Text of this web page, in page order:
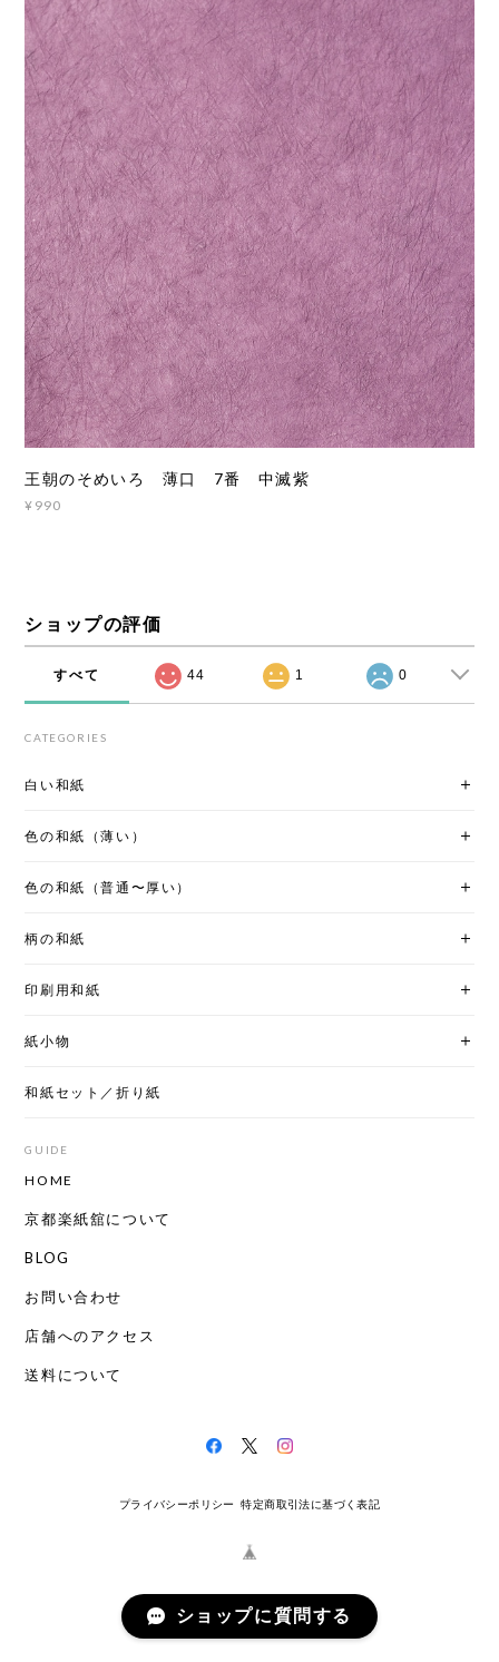
王朝のそめいろ 薄口 7番 中滅紫
¥990
ショップの評価
すべて 44 1 0
CATEGORIES
白い和紙
色の和紙（薄い）
色の和紙（普通〜厚い）
柄の和紙
印刷用和紙
紙小物
和紙セット／折り紙
GUIDE
HOME
京都楽紙舘について
BLOG
お問い合わせ
店舗へのアクセス
送料について
プライバシーポリシー 特定商取引法に基づく表記
ショップに質問する